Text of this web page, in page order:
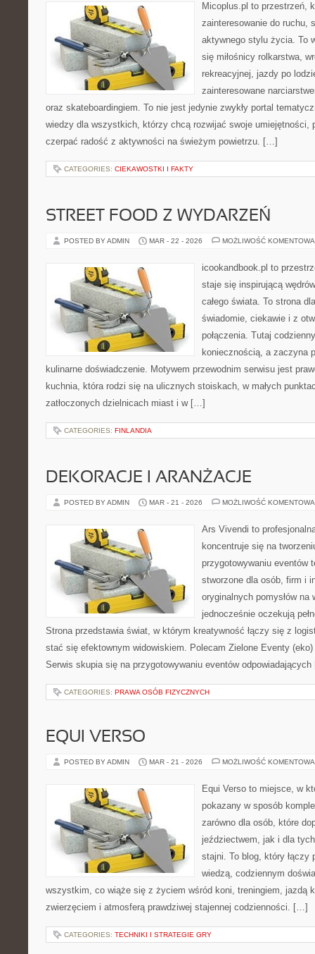
Micoplus.pl to przestrzeń,
zainteresowanie do ruchu,
aktywnego stylu życia. To
się miłośnicy rolkarstwa,
rekreacyjnej, jazdy po
zainteresowane
oraz skateboardingiem. To nie jest jedynie zwykły portal
wiedzy dla wszystkich, którzy chcą rozwijać swoje umiejętności,
czerpać radość z aktywności na świeżym powietrzu. […]
CATEGORIES: CIEKAWOSTKI I FAKTY
STREET FOOD Z WYDARZEŃ
POSTED BY ADMIN MAR - 22 - 2026 MOŻLIWOŚĆ
icookandbook.pl to
staje się inspirującą
całego świata. To strona
świadomie, ciekawie i z
połączenia. Tutaj
koniecznością, a zaczyna
kulinarne doświadczenie. Motywem przewodnim serwisu jest
kuchnia, która rodzi się na ulicznych stoiskach, w małych
zatłoczonych dzielnicach miast i w […]
CATEGORIES: FINLANDIA
DEKORACJE I ARANŻACJE
POSTED BY ADMIN MAR - 21 - 2026 MOŻLIWOŚĆ
Ars Vivendi to
koncentruje się na
przygotowywaniu eventów
stworzone dla osób, firm i
oryginalnych pomysłów na
jednocześnie oczekują
Strona przedstawia świat, w którym kreatywność łączy się z
stać się efektownym widowiskiem. Polecam Zielone Eventy
Serwis skupia się na przygotowywaniu eventów
CATEGORIES: PRAWA OSÓB FIZYCZNYCH
EQUI VERSO
POSTED BY ADMIN MAR - 21 - 2026 MOŻLIWOŚĆ
Equi Verso to miejsce, w
pokazany w sposób
zarówno dla osób, które
jeździectwem, jak i dla
stajni. To blog, który łączy
wiedzą, codziennym
wszystkim, co wiąże się z życiem wśród koni, treningiem, jazdą
zwierzęciem i atmosferą prawdziwej stajennej codzienności. […]
CATEGORIES: TECHNIKI I STRATEGIE GRY